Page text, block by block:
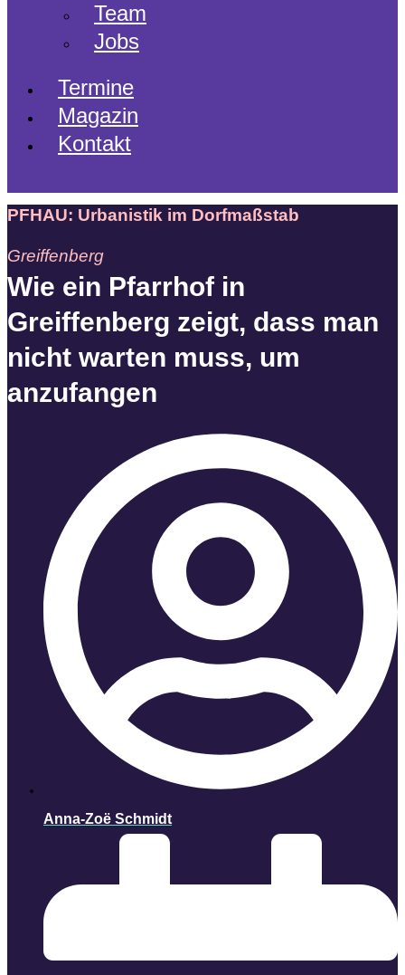
Team
Jobs
Termine
Magazin
Kontakt
PFHAU: Urbanistik im Dorfmaßstab
Greiffenberg
Wie ein Pfarrhof in
Greiffenberg zeigt, dass man
nicht warten muss, um
anzufangen
Anna-Zoë Schmidt